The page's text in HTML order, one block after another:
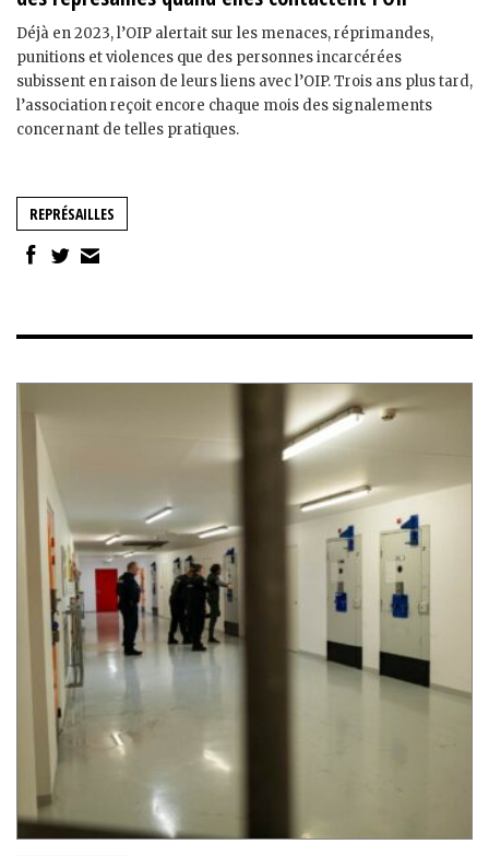
Déjà en 2023, l’OIP alertait sur les menaces, réprimandes,
punitions et violences que des personnes incarcérées
subissent en raison de leurs liens avec l’OIP. Trois ans plus tard,
l’association reçoit encore chaque mois des signalements
concernant de telles pratiques.
REPRÉSAILLES